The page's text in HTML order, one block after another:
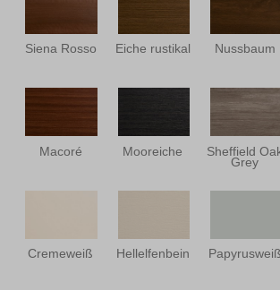
Siena Rosso Eiche rustikal Nussbaum
Macoré Mooreiche Sheffield
Grey
Cremeweiß Hellelfenbein Papyrusweiß